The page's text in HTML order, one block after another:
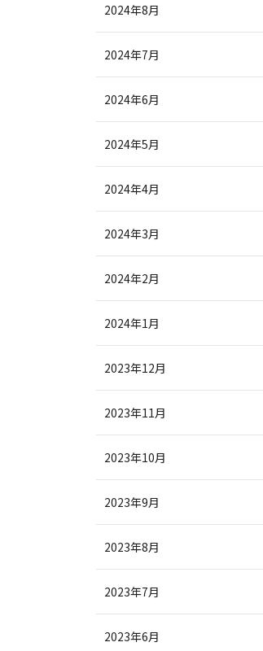
2024年8月
2024年7月
2024年6月
2024年5月
2024年4月
2024年3月
2024年2月
2024年1月
2023年12月
2023年11月
2023年10月
2023年9月
2023年8月
2023年7月
2023年6月